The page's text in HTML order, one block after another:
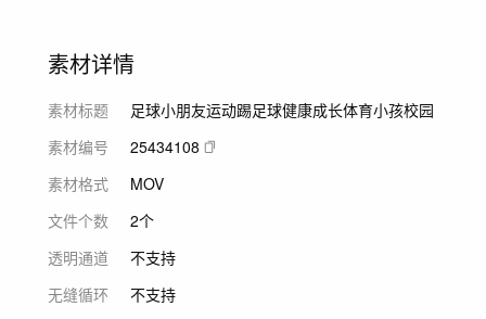
素材详情
素材标题
足球小朋友运动踢足球健康成长体育小孩校园
素材编号
25434108
素材格式
MOV
文件个数
2个
透明通道
不支持
无缝循环
不支持